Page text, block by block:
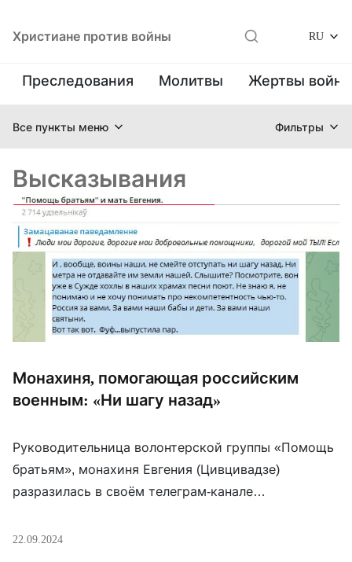
Христиане против войны RU
Преследования Молитвы Жертвы
Все пункты меню Фильтры
Высказывания
Монахиня, помогающая российским
военным: «Ни шагу назад»
Руководительница волонтерской группы «Помощь
братьям», монахиня Евгения (Цивцивадзе)
разразилась в своём телеграм-канале
подопечные не обесценивали труд волонтёров. А
22.09.2024